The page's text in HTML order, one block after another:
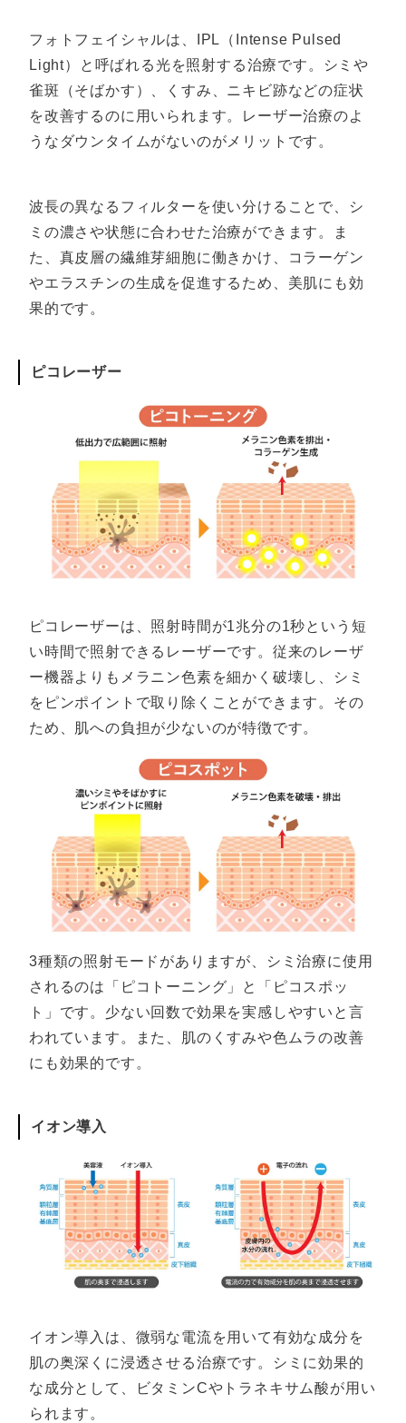
フォトフェイシャルは、IPL（Intense Pulsed
Light）と呼ばれる光を照射する治療です。シミや
雀斑（そばかす）、くすみ、ニキビ跡などの症状
を改善するのに用いられます。レーザー治療のよ
うなダウンタイムがないのがメリットです。
波長の異なるフィルターを使い分けることで、シ
ミの濃さや状態に合わせた治療ができます。ま
た、真皮層の繊維芽細胞に働きかけ、コラーゲン
やエラスチンの生成を促進するため、美肌にも効
果的です。
ピコレーザー
ピコレーザーは、照射時間が1兆分の1秒という短
い時間で照射できるレーザーです。従来のレーザ
ー機器よりもメラニン色素を細かく破壊し、シミ
をピンポイントで取り除くことができます。その
ため、肌への負担が少ないのが特徴です。
3種類の照射モードがありますが、シミ治療に使用
されるのは「ピコトーニング」と「ピコスポッ
ト」です。少ない回数で効果を実感しやすいと言
われています。また、肌のくすみや色ムラの改善
にも効果的です。
イオン導入
イオン導入は、微弱な電流を用いて有効な成分を
肌の奥深くに浸透させる治療です。シミに効果的
な成分として、ビタミンCやトラネキサム酸が用い
られます。